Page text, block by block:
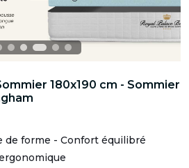
180x190 cm - Sommier
de forme - Confort équilibré